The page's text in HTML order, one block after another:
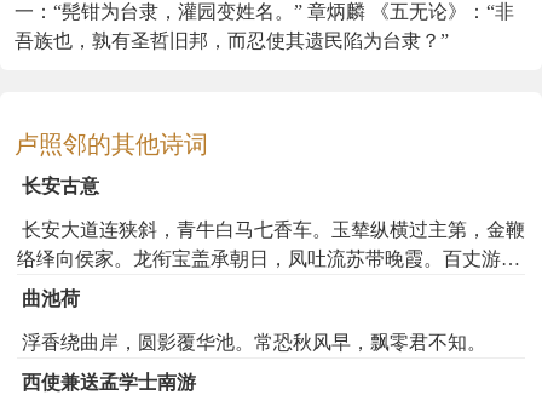
一：“髡钳为台隶，灌园变姓名。” 章炳麟 《五无论》：“非
吾族也，孰有圣哲旧邦，而忍使其遗民陷为台隶？”
卢照邻的其他诗词
长安古意
长安大道连狭斜，青牛白马七香车。玉辇纵横过主第，金鞭
络绎向侯家。龙衔宝盖承朝日，凤吐流苏带晚霞。百丈游丝
争绕树，一群娇鸟共啼花。啼花戏蝶千门侧，碧树银台万种
汉帝金茎云外直。楼前相望不相知，陌上相逢讵相识。借问
吹箫向紫烟，曾经学舞度芳年。得成比目何辞死，愿作鸳鸯
曲池荷
浮香绕曲岸，圆影覆华池。常恐秋风早，飘零君不知。
西使兼送孟学士南游